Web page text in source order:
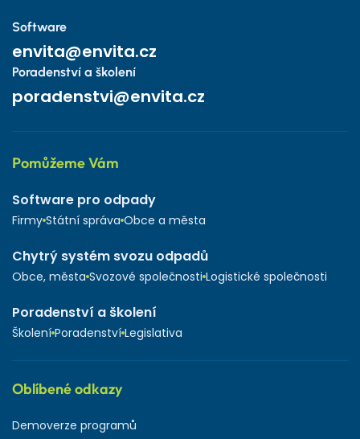
Software
envita@envita.cz
Poradenství a školení
poradenstvi@envita.cz
Pomůžeme Vám
Software pro odpady
Firmy Státní správa Obce a města
Chytrý systém svozu odpadů
Obce, města Svozové společnosti Logistické společnosti
Poradenství a školení
Školení Poradenství Legislativa
Oblíbené odkazy
Demoverze programů